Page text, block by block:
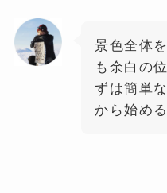
景色全体
も余白の
ずは簡単
から始め